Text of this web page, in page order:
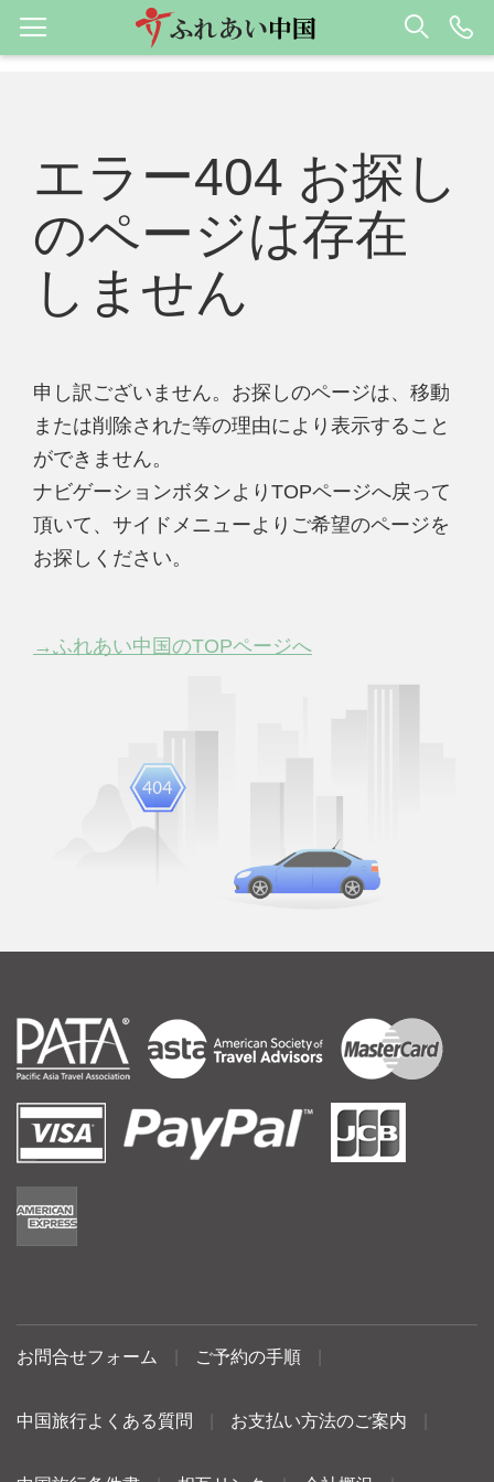
エラー404 お探し
のページは存在
しません
申し訳ございません。お探しのページは、移動
または削除された等の理由により表示すること
ができません。
ナビゲーションボタンよりTOPページへ戻って
頂いて、サイドメニューよりご希望のページを
お探しください。
→ふれあい中国のTOPページへ
お問合せフォーム ご予約の手順
中国旅行よくある質問 お支払い方法のご案内